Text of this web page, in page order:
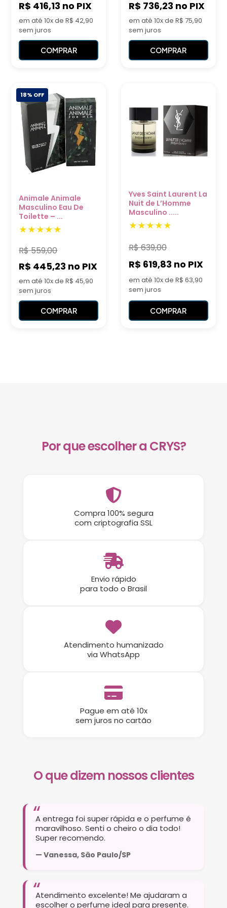
R$ 416,13 no PIX
em até 10x de R$ 42,90
sem juros
COMPRAR
R$ 736,23 no PIX
em até 10x de R$ 75,90
sem juros
COMPRAR
18% OFF
Animale Animale
Masculino Eau De
Toilette – ...
R$559,00
R$ 445,23 no PIX
em até 10x de R$ 45,90
sem juros
COMPRAR
Yves Saint Laurent La
Nuit de L’Homme
Masculino .....
R$639,00
R$ 619,83 no PIX
em até 10x de R$ 63,90
sem juros
COMPRAR
Por que escolher a CRYS?
Compra 100% segura
com criptografia SSL
Envio rápido
para todo o Brasil
Atendimento humanizado
via WhatsApp
Pague em até 10x
sem juros no cartão
O que dizem nossos clientes
A entrega foi super rápida e o perfume é
maravilhoso. Senti o cheiro o dia todo!
Super recomendo.
— Vanessa, São Paulo/SP
Atendimento excelente! Me ajudaram a
escolher o perfume ideal para presente.